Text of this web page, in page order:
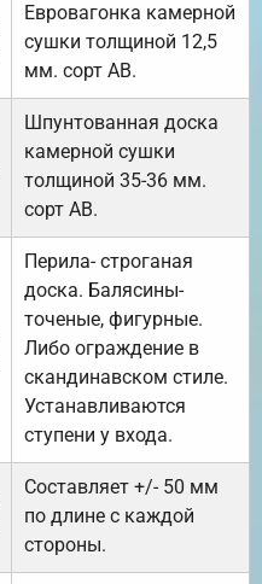
Евровагонка камерной
сушки толщиной 12,5
мм. сорт АВ.
Шпунтованная доска
камерной сушки
толщиной 35-36 мм.
сорт АВ.
Перила- строганая
доска. Балясины-
точеные, фигурные.
Либо ограждение в
скандинавском стиле.
Устанавливаются
ступени у входа.
Составляет +/- 50 мм
по длине с каждой
стороны.